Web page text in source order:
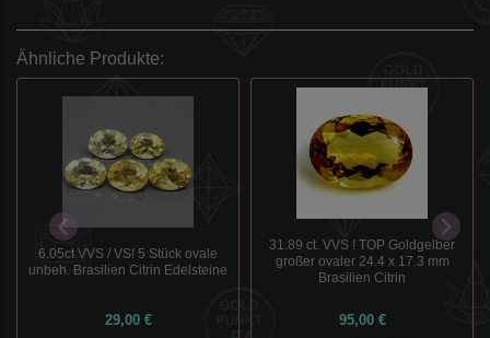
Ähnliche Produkte:
6.05ct VVS / VS! 5 Stück ovale
unbeh. Brasilien Citrin Edelsteine
29,00 €
31.89 ct. VVS ! TOP Goldgelber
großer ovaler 24.4 x 17.3 mm
Brasilien Citrin
95,00 €